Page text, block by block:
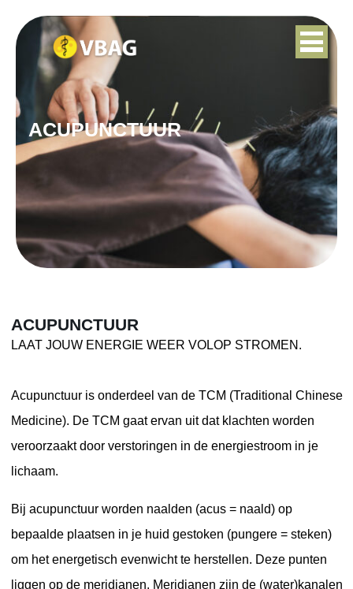
ACUPUNCTUUR
ACUPUNCTUUR
LAAT JOUW ENERGIE WEER VOLOP STROMEN.
Acupunctuur is onderdeel van de TCM (Traditional Chinese
Medicine). De TCM gaat ervan uit dat klachten worden
veroorzaakt door verstoringen in de energiestroom in je
lichaam.
Bij acupunctuur worden naalden (acus = naald) op
bepaalde plaatsen in je huid gestoken (pungere = steken)
om het energetisch evenwicht te herstellen. Deze punten
liggen op de meridianen. Meridianen zijn de (water)kanalen